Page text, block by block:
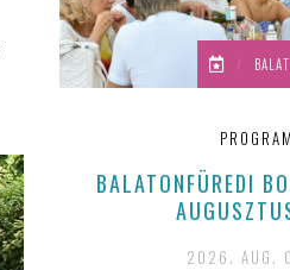
/
BALATONFÜREDI
2026. AUG.